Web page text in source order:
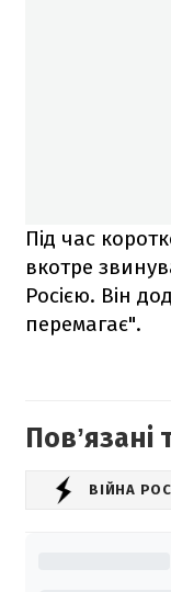
Під час
вкотре
Росією. Він
перемагає".
Повʼязані
ВІЙНА